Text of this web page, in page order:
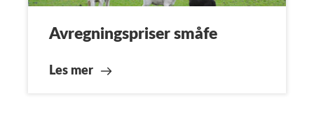
Avregningspriser småfe
Les mer